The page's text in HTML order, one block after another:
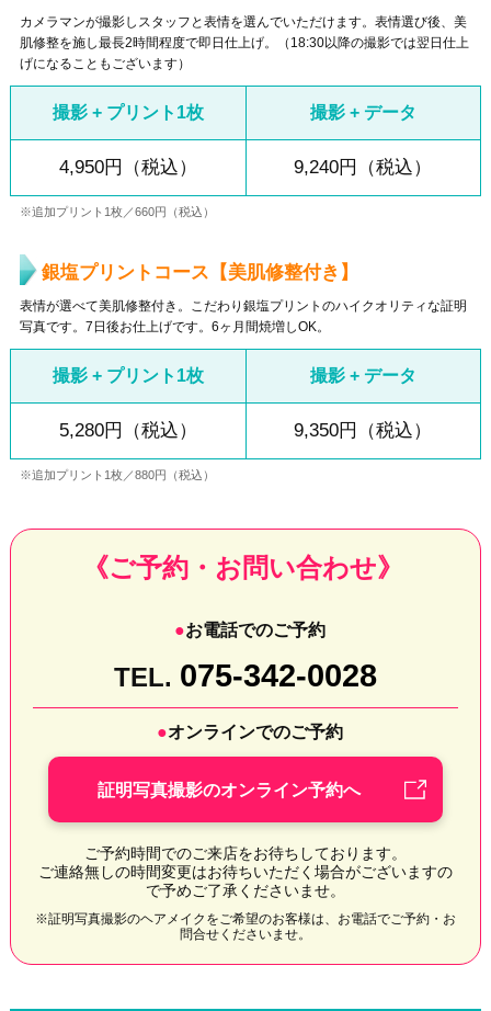
カメラマンが撮影しスタッフと表情を選んでいただけます。表情選び後、美
肌修整を施し最長2時間程度で即日仕上げ。（18:30以降の撮影では翌日仕上
げになることもございます）
撮影 + プリント1枚 撮影 + データ
4,950円（税込） 9,240円（税込）
※追加プリント1枚／660円（税込）
銀塩プリントコース【美肌修整付き】
表情が選べて美肌修整付き。こだわり銀塩プリントのハイクオリティな証明
写真です。7日後お仕上げです。6ヶ月間焼増しOK。
撮影 + プリント1枚 撮影 + データ
5,280円（税込） 9,350円（税込）
※追加プリント1枚／880円（税込）
《ご予約・お問い合わせ》
お電話でのご予約
TEL. 075-342-0028
オンラインでのご予約
証明写真撮影のオンライン予約へ
ご予約時間でのご来店をお待ちしております。
ご連絡無しの時間変更はお待ちいただく場合がございますの
で予めご了承くださいませ。
※証明写真撮影のヘアメイクをご希望のお客様は、お電話でご予約・お
問合せくださいませ。